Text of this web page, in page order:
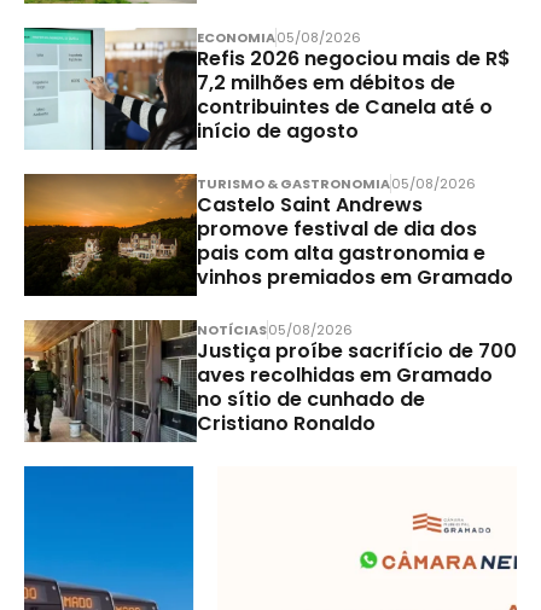
ECONOMIA05/08/2026
Refis 2026 negociou mais de R$
7,2 milhões em débitos de
contribuintes de Canela até o
início de agosto
TURISMO & GASTRONOMIA05/08/2026
Castelo Saint Andrews
promove festival de dia dos
pais com alta gastronomia e
vinhos premiados em Gramado
NOTÍCIAS05/08/2026
Justiça proíbe sacrifício de 700
aves recolhidas em Gramado
no sítio de cunhado de
Cristiano Ronaldo